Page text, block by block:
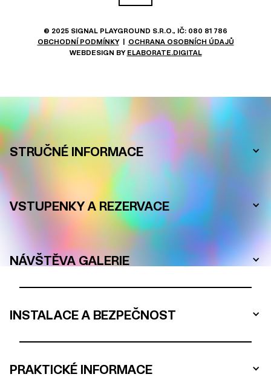
© 2025 SIGNAL PLAYGROUND S.R.O., IČ: 080 81 786
OBCHODNÍ PODMÍNKY| OCHRANA OSOBNÍCH ÚDAJŮ
WEBDESIGN BY ELABORATE.DIGITAL
ČASTO KLADENÉ DOTAZY
STRUČNÉ INFORMACE
VSTUPENKY A REZERVACE
NÁVŠTĚVA GALERIE
INSTALACE A BEZPEČNOST
PRAKTICKÉ INFORMACE